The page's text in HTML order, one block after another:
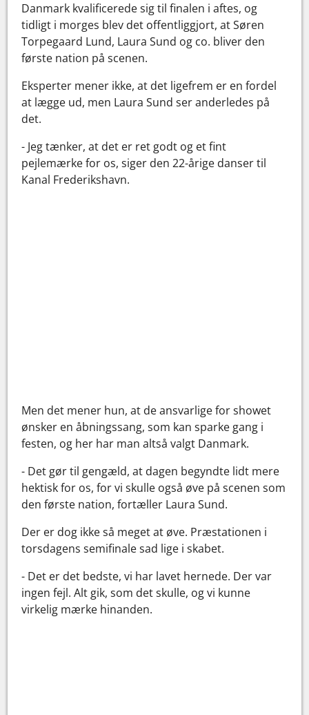
Danmark kvalificerede sig til finalen i aftes, og
tidligt i morges blev det offentliggjort, at Søren
Torpegaard Lund, Laura Sund og co. bliver den
første nation på scenen.
Eksperter mener ikke, at det ligefrem er en fordel
at lægge ud, men Laura Sund ser anderledes på
det.
- Jeg tænker, at det er ret godt og et fint
pejlemærke for os, siger den 22-årige danser til
Kanal Frederikshavn.
Men det mener hun, at de ansvarlige for showet
ønsker en åbningssang, som kan sparke gang i
festen, og her har man altså valgt Danmark.
- Det gør til gengæld, at dagen begyndte lidt mere
hektisk for os, for vi skulle også øve på scenen som
den første nation, fortæller Laura Sund.
Der er dog ikke så meget at øve. Præstationen i
torsdagens semifinale sad lige i skabet.
- Det er det bedste, vi har lavet hernede. Der var
ingen fejl. Alt gik, som det skulle, og vi kunne
virkelig mærke hinanden.